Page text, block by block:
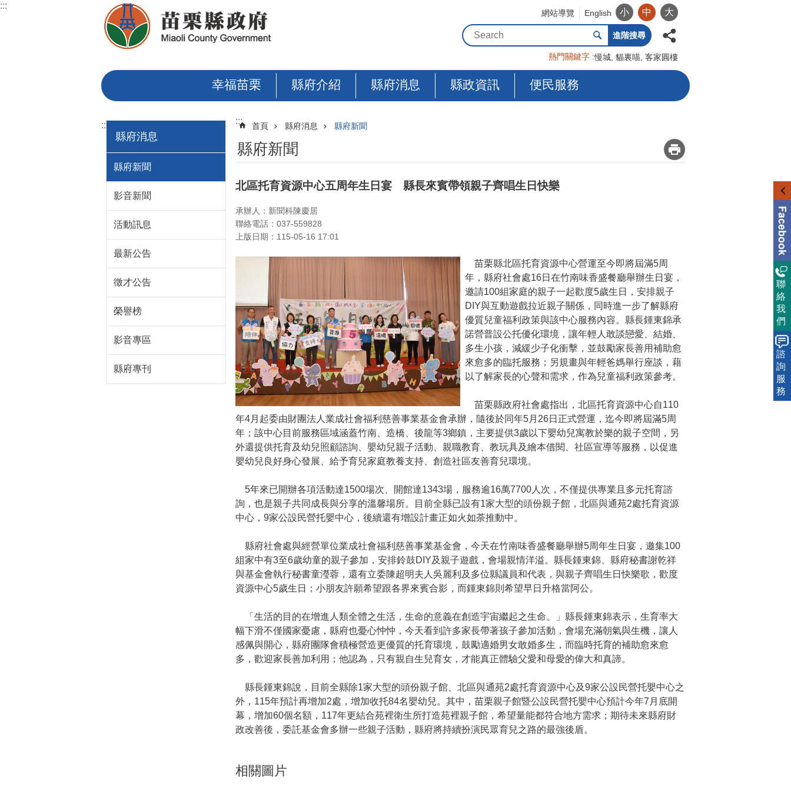
跳到主要內容區塊
:::
網站導覽 English 小 中 大
進階搜尋
熱門關鍵字 慢城 貓裏喵 客家圓樓
幸福苗栗 縣府介紹 縣府消息 縣政資訊 便民服務
:::
縣府消息
縣府新聞
影音新聞
活動訊息
最新公告
徵才公告
榮譽榜
影音專區
縣府專刊
::: 首頁 縣府消息 縣府新聞
縣府新聞 _
北區托育資源中心五周年生日宴 縣長來賓帶領親子齊唱生日快樂
承辦人：新聞科陳慶居
聯絡電話：037-559828
上版日期：115-05-16 17:01
苗栗縣北區托育資源中心營運至今即將屆滿5周
年，縣府社會處16日在竹南味香盛餐廳舉辦生日宴，
邀請100組家庭的親子一起歡度5歲生日，安排親子
DIY與互動遊戲拉近親子關係，同時進一步了解縣府
優質兒童福利政策與該中心服務內容。縣長鍾東錦承
諾營普設公托優化環境，讓年輕人敢談戀愛、結婚、
多生小孩，減緩少子化衝擊，並鼓勵家長善用補助愈
來愈多的臨托服務；另規畫與年輕爸媽舉行座談，藉
以了解家長的心聲和需求，作為兒童福利政策參考。
苗栗縣政府社會處指出，北區托育資源中心自110
年4月起委由財團法人業成社會福利慈善事業基金會承辦，隨後於同年5月26日正式營運，迄今即將屆滿5周
年；該中心目前服務區域涵蓋竹南、造橋、後龍等3鄉鎮，主要提供3歲以下嬰幼兒寓教於樂的親子空間，另
外還提供托育及幼兒照顧諮詢、嬰幼兒親子活動、親職教育、教玩具及繪本借閱、社區宣導等服務，以促進
嬰幼兒良好身心發展、給予育兒家庭教養支持、創造社區友善育兒環境。
5年來已開辦各項活動達1500場次、開館達1343場，服務逾16萬7700人次，不僅提供專業且多元托育諮
詢，也是親子共同成長與分享的溫馨場所。目前全縣已設有1家大型的頭份親子館，北區與通苑2處托育資源
中心，9家公設民營托嬰中心，後續還有增設計畫正如火如荼推動中。
縣府社會處與經營單位業成社會福利慈善事業基金會，今天在竹南味香盛餐廳舉辦5周年生日宴，邀集100
組家中有3至6歲幼童的親子參加，安排鈴鼓DIY及親子遊戲，會場親情洋溢。縣長鍾東錦、縣府秘書謝乾祥
與基金會執行秘書童瀅蓉，還有立委陳超明夫人吳麗利及多位縣議員和代表，與親子齊唱生日快樂歌，歡度
資源中心5歲生日；小朋友許願希望跟各界來賓合影，而鍾東錦則希望早日升格當阿公。
「生活的目的在增進人類全體之生活，生命的意義在創造宇宙繼起之生命。」縣長鍾東錦表示，生育率大
幅下滑不僅國家憂慮，縣府也憂心忡忡，今天看到許多家長帶著孩子參加活動，會場充滿朝氣與生機，讓人
感佩與開心，縣府團隊會積極營造更優質的托育環境，鼓勵適婚男女敢婚多生，而臨時托育的補助愈來愈
多，歡迎家長善加利用；他認為，只有親自生兒育女，才能真正體驗父愛和母愛的偉大和真諦。
縣長鍾東錦說，目前全縣除1家大型的頭份親子館、北區與通苑2處托育資源中心及9家公設民營托嬰中心之
外，115年預計再增加2處，增加收托84名嬰幼兒。其中，苗栗親子館暨公設民營托嬰中心預計今年7月底開
幕，增加60個名額，117年更結合苑裡衛生所打造苑裡親子館，希望量能都符合地方需求；期待未來縣府財
政改善後，委託基金會多辦一些親子活動，縣府將持續扮演民眾育兒之路的最強後盾。
相關圖片
聯
絡
我
們
諮
詢
服
務